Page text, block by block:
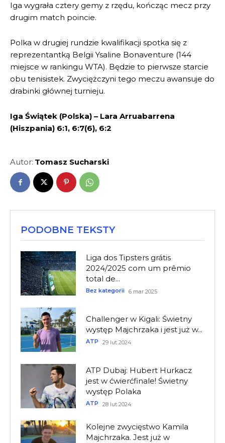
Iga wygrała cztery gemy z rzędu, kończąc mecz przy
drugim match poincie.
Polka w drugiej rundzie kwalifikacji spotka się z
reprezentantką Belgii Ysaline Bonaventure (144
miejsce w rankingu WTA). Będzie to pierwsze starcie
obu tenisistek. Zwyciężczyni tego meczu awansuje do
drabinki głównej turnieju.
Iga Świątek (Polska) – Lara Arruabarrena
(Hiszpania) 6:1, 6:7(6), 6:2
Autor: Tomasz Sucharski
PODOBNE TEKSTY
Liga dos Tipsters grátis
2024/2025 com um prêmio
total de...
Bez kategorii 6 mar 2025
Challenger w Kigali: Świetny
występ Majchrzaka i jest już w...
ATP 29 lut 2024
ATP Dubaj: Hubert Hurkacz
jest w ćwierćfinale! Świetny
występ Polaka
ATP 28 lut 2024
Kolejne zwycięstwo Kamila
Majchrzaka. Jest już w